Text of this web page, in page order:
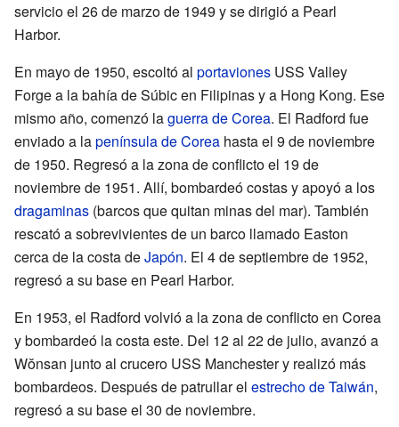
servicio el 26 de marzo de 1949 y se dirigió a Pearl
Harbor.
En mayo de 1950, escoltó al portaviones USS Valley
Forge a la bahía de Súbic en Filipinas y a Hong Kong. Ese
mismo año, comenzó laguerra de Corea. El Radford fue
enviado a lapenínsula de Corea hasta el 9 de noviembre
de 1950. Regresó a la zona de conflicto el 19 de
noviembre de 1951. Allí, bombardeó costas y apoyó a los
dragaminas (barcos que quitan minas del mar). También
rescató a sobrevivientes de un barco llamado Easton
cerca de la costa deJapón. El 4 de septiembre de 1952,
regresó a su base en Pearl Harbor.
En 1953, el Radford volvió a la zona de conflicto en Corea
y bombardeó la costa este. Del 12 al 22 de julio, avanzó a
Wŏnsan junto al crucero USS Manchester y realizó más
bombardeos. Después de patrullar el estrecho de Taiwán,
regresó a su base el 30 de noviembre.